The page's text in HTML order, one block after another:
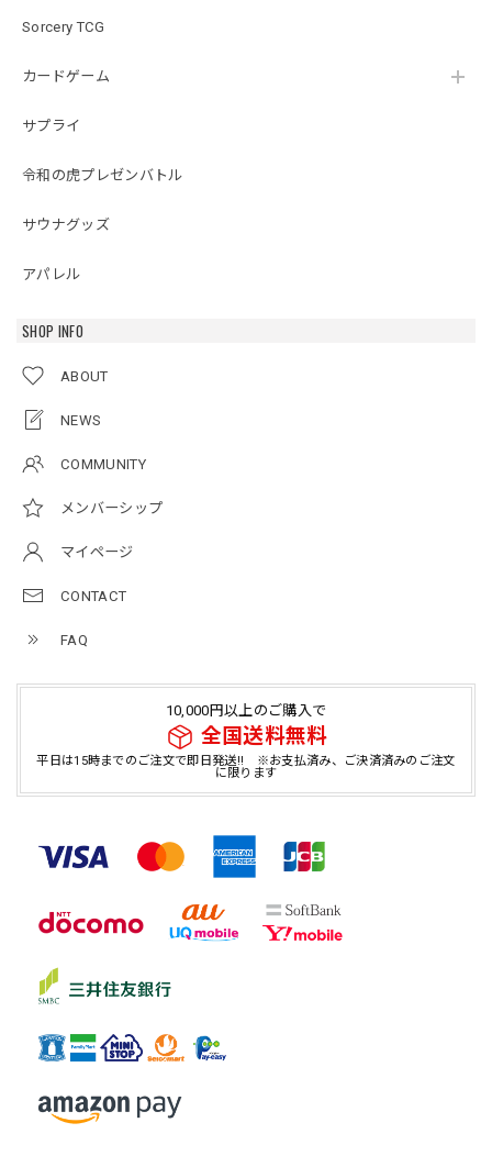
Sorcery TCG
カードゲーム
サプライ
令和の虎プレゼンバトル
サウナグッズ
アパレル
SHOP INFO
ABOUT
NEWS
COMMUNITY
メンバーシップ
マイページ
CONTACT
FAQ
10,000円以上のご購入で
全国送料無料
平日は15時までのご注文で即日発送!! ※お支払済み、ご決済済みのご注文
に限ります